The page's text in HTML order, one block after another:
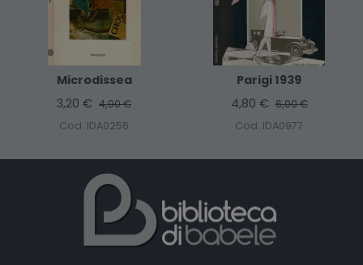
Microdissea
3,20 € 4,00 €
Cod. IDA0256
Parigi 1939
4,80 € 6,00 €
Cod. IDA0977